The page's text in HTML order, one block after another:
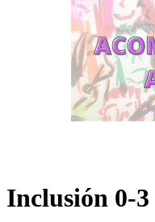
Inclusión 0-